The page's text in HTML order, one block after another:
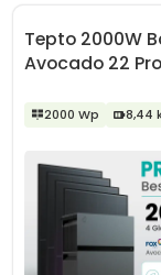
Tepto 2000W
Avocado 22
2000 Wp 8,44